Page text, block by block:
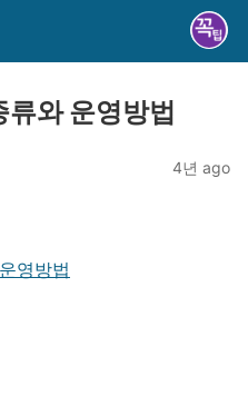
와 운영방법
4년 ago
영방법